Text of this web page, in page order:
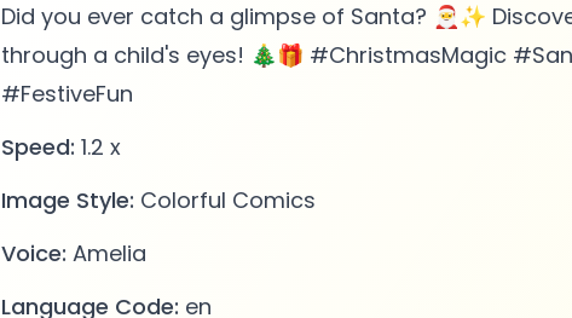
Did you ever catch a glimpse of Santa? 🎅✨
through a child's eyes! 🎄🎁 #ChristmasMagic
#FestiveFun
Speed: 1.2 x
Image Style: Colorful Comics
Voice: Amelia
Language Code: en